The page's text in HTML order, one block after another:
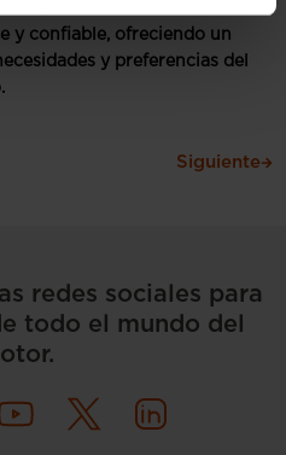
y confiable, ofreciendo un
y preferencias del
Siguiente
redes sociales para
todo el mundo del